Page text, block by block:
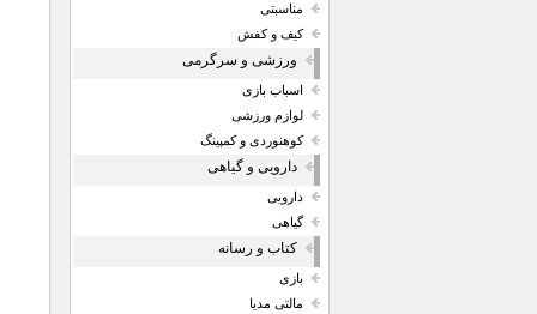
مناسبتی
کیف و کفش
ورزشی و سرگرمی
اسباب بازی
لوازم ورزشی
کوهنوردی و کمپینگ
دارویی و گیاهی
دارویی
گیاهی
کتاب و رسانه
بازی
مالتی مدیا